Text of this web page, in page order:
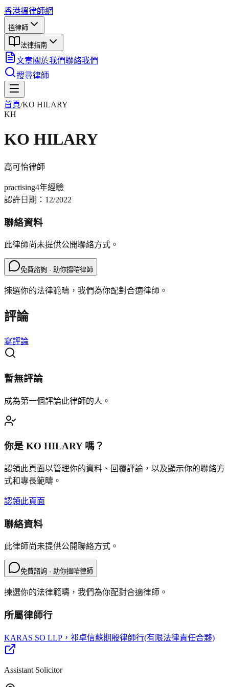
香港搵律師網
搵律師
法律指南
文章關於我們聯絡我們
搜尋律師
首頁/KO HILARY
KH
KO HILARY
高可怡律師
practising4年經驗
認許日期： 12/2022
聯絡資料
此律師尚未提供公開聯絡方式。
免費諮詢 · 助你搵啱律師
揀選你的法律範疇，我們為你配對合適律師。
評論
寫評論
暫無評論
成為第一個評論此律師的人。
你是 KO HILARY嗎？
認領此頁面以管理你的資料、回覆評論，以及顯示你的聯絡方
式和專長範疇。
認領此頁面
聯絡資料
此律師尚未提供公開聯絡方式。
免費諮詢 · 助你搵啱律師
揀選你的法律範疇，我們為你配對合適律師。
所屬律師行
KARAS SO LLP ，祁卓信蘇期殷律師行(有限法律責任合夥)
Assistant Solicitor